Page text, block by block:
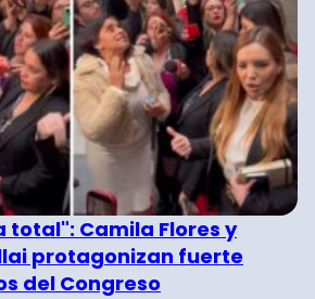
total": Camila Flores y
protagonizan fuerte
del Congreso